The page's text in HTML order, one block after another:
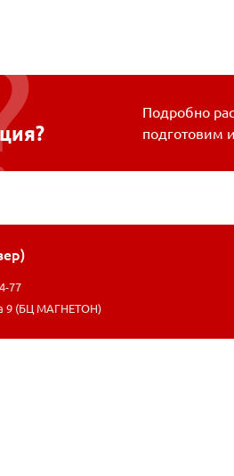
Подробно
подготовим
77
9 (БЦ МАГНЕТОН)